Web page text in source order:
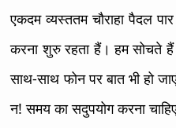
एकदम व्यस्ततम चौराहा पैदल
करना शुरु रहता हैं। हम सोचते
साथ-साथ फोन पर बात भी हो
न! समय का सदुपयोग करना